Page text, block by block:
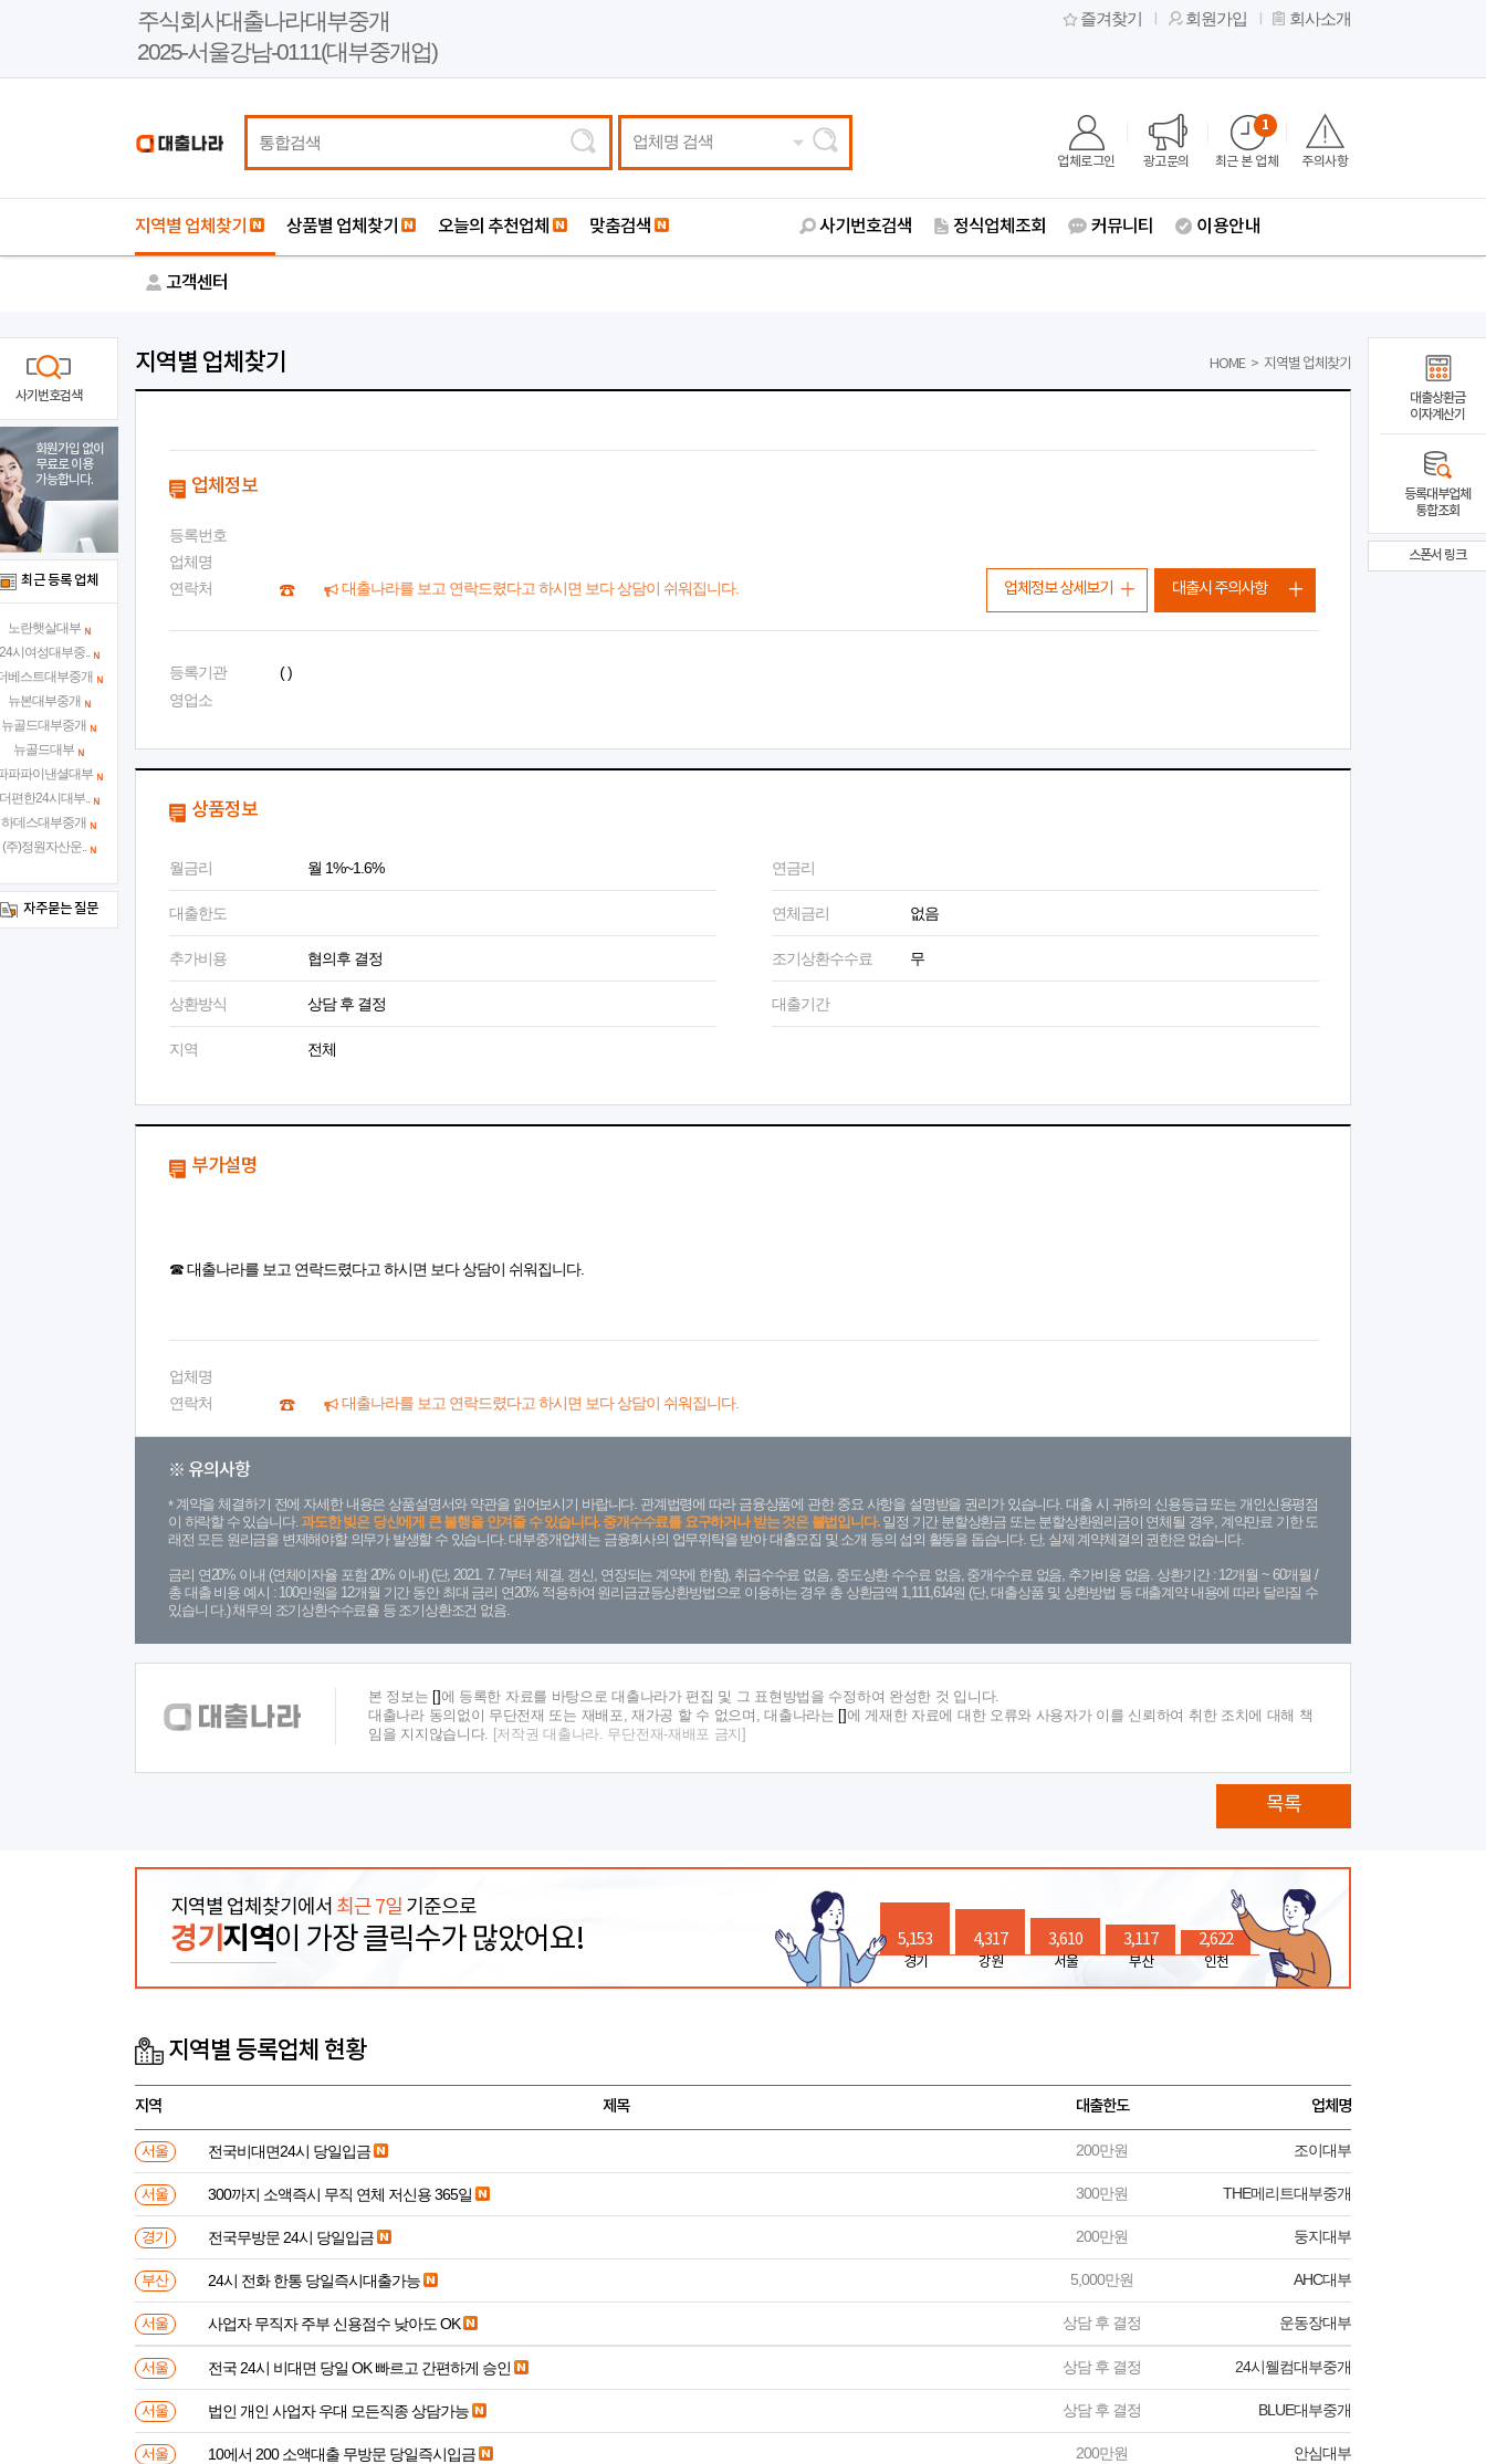
주식회사대출나라대부중개
2025-서울강남-0111(대부중개업)
즐겨찾기 회원가입 회사소개
업체명 검색
업체로그인 광고문의 최근 본 업체
1
주의사항
지역별 업체찾기 상품별 업체찾기 오늘의 추천업체 맞춤검색 사기번호검색 정식업체조회 커뮤니티 이용안내
고객센터
지역별 업체찾기 HOME > 지역별 업체찾기
업체정보
등록번호
업체명
연락처
대출나라를 보고 연락드렸다고 하시면 보다 상담이 쉬워집니다.
등록기관
( )
영업소
업체정보 상세보기 대출시 주의사항
상품정보
월금리 월 1%~1.6% 연금리
대출한도 연체금리 없음
추가비용 협의후 결정 조기상환수수료 무
상환방식 상담 후 결정 대출기간
지역 전체
부가설명
☎ 대출나라를 보고 연락드렸다고 하시면 보다 상담이 쉬워집니다.
업체명
연락처
대출나라를 보고 연락드렸다고 하시면 보다 상담이 쉬워집니다.
※ 유의사항
계약을 체결하기 전에 자세한 내용은 상품설명서와 약관을 읽어보시기 바랍니다. 관계법령에 따라 금융상품에 관한 중요 사항을 설명받을 권리가 있습니다. 대출 시 귀하의 신용등급 또는 개인신용평점
이 하락할 수 있습니다.과도한 빚은 당신에게 큰 불행을 안겨줄 수 있습니다. 중개수수료를 요구하거나 받는 것은 불법입니다.일정 기간 분할상환금 또는 분할상환원리금이 연체될 경우, 계약만료 기한 도
래전 모든 원리금을 변제해야할 의무가 발생할 수 있습니다. 대부중개업체는 금융회사의 업무위탁을 받아 대출모집 및 소개 등의 섭외 활동을 돕습니다. 단, 실제 계약체결의 권한은 없습니다.
금리 연20% 이내 (연체이자율 포함 20% 이내) (단, 2021. 7. 7부터 체결, 갱신, 연장되는 계약에 한함), 취급수수료 없음, 중도상환 수수료 없음, 중개수수료 없음, 추가비용 없음. 상환기간 : 12개월 ~ 60개월 /
총 대출 비용 예시 : 100만원을 12개월 기간 동안 최대 금리 연20% 적용하여 원리금균등상환방법으로 이용하는 경우 총 상환금액 1,111,614원 (단, 대출상품 및 상환방법 등 대출계약 내용에 따라 달라질 수
있습니 다.) 채무의 조기상환수수료율 등 조기상환조건 없음.
본 정보는
에 등록한 자료를 바탕으로 대출나라가 편집 및 그 표현방법을 수정하여 완성한 것 입니다.
대출나라 동의없이 무단전재 또는 재배포, 재가공 할 수 없으며, 대출나라는
에 게재한 자료에 대한 오류와 사용자가 이를 신뢰하여 취한 조치에 대해 책
임을 지지않습니다.
[저작권 대출나라. 무단전재-재배포 금지]
목록
지역별 업체찾기에서 최근 7일 기준으로
경기 지역이 가장 클릭수가 많았어요! 5,153
경기
4,317
강원
3,610
서울
3,117
부산
2,622
인천
지역별 등록업체 현황
지역 제목 대출한도 업체명
서울 전국비대면24시 당일입금 200만원 조이대부
서울 300까지 소액즉시 무직 연체 저신용 365일 300만원 THE메리트대부중개
경기 전국무방문 24시 당일입금 200만원 둥지대부
부산 24시 전화 한통 당일즉시대출가능 5,000만원 AHC대부
서울 사업자 무직자 주부 신용점수 낮아도 OK 상담 후 결정 운동장대부
서울 전국 24시 비대면 당일 OK 빠르고 간편하게 승인 상담 후 결정 24시웰컴대부중개
서울 법인 개인 사업자 우대 모든직종 상담가능 상담 후 결정 BLUE대부중개
서울 10에서 200 소액대출 무방문 당일즉시입금 200만원 안심대부
사기번호검색
회원가입 없이
무료로 이용
가능합니다.
최근 등록 업체
노란햇살대부
시여성대부중..
베스트대부중개
뉴본대부중개
뉴골드대부중개
뉴골드대부
파파이낸셜대부
편한24시대부..
하데스대부중개
(주)정원자산운..
자주묻는 질문
대출상환금
이자계산기
등록대부업체
통합조회
스폰서 링크